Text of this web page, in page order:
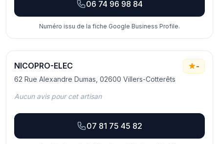
06 74 96 98 84
Numéro issu de la fiche Google Business Profile.
NICOPRO-ELEC
62 Rue Alexandre Dumas, 02600 Villers-Cotterêts
-
Aucun avis pour cet artisan
07 81 75 45 82